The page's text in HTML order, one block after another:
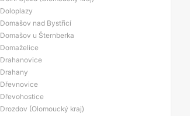
Doloplazy
Domašov nad Bystřicí
Domašov u Šternberka
Domaželice
Drahanovice
Drahany
Dřevnovice
Dřevohostice
Drozdov (Olomoucký kraj)